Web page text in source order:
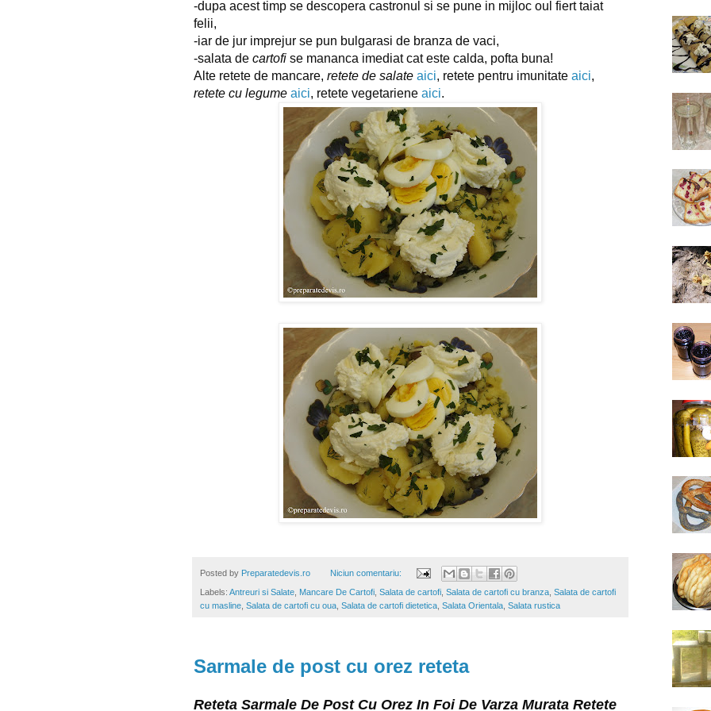
-dupa acest timp se descopera castronul si se pune in mijloc oul fiert taiat
felii,
-iar de jur imprejur se pun bulgarasi de branza de vaci,
-salata de cartofi se mananca imediat cat este calda, pofta buna!
Alte retete de mancare, retete de salate aici, retete pentru imunitate aici
retete cu legume aici, retete vegetariene aici.
Posted by Preparatedevis.ro Niciun comentariu:
Labels: Antreuri si Salate Mancare De Cartofi Salata de cartofi Salata de cartofi cu branza Salata de cartofi
cu masline Salata de cartofi cu oua Salata de cartofi dietetica Salata Orientala Salata rustica
Sarmale de post cu orez reteta
Reteta Sarmale De Post Cu Orez In Foi De Varza Murata Retete